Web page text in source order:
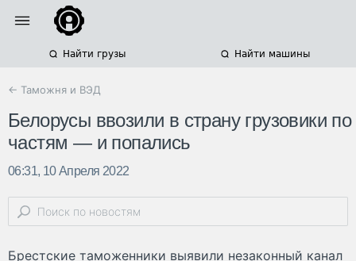
Найти грузы Найти машины
← Таможня и ВЭД
Белорусы ввозили в страну грузовики по
частям — и попались
06:31, 10 Апреля 2022
Брестские таможенники выявили незаконный канал